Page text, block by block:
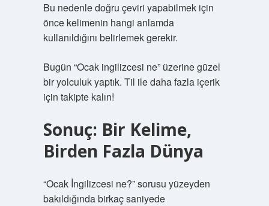
Bu nedenle doğru çeviri yapabilmek için
önce kelimenin hangi anlamda
kullanıldığını belirlemek gerekir.
Bugün “Ocak ingilizcesi ne” üzerine güzel
bir yolculuk yaptık. Til ile daha fazla içerik
için takipte kalın!
Sonuç: Bir Kelime,
Birden Fazla Dünya
“Ocak İngilizcesi ne?” sorusu yüzeyden
bakıldığında birkaç saniyede